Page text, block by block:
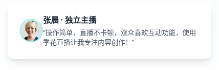
张晨 · 独立主播
“操作简单，直播不卡顿，观众喜欢互动功能，使用
季花直播让我专注内容创作！”